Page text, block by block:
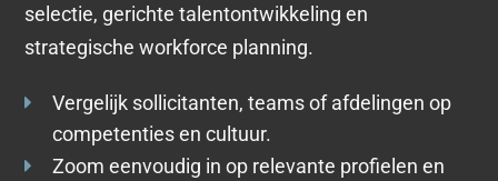
selectie, gerichte talentontwikkeling en
strategische workforce planning.
Vergelijk sollicitanten, teams of afdelingen op
competenties en cultuur.
Zoom eenvoudig in op relevante profielen en